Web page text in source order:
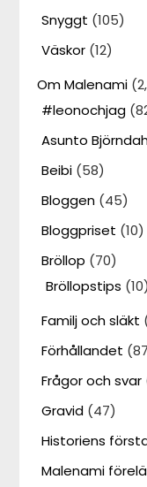
Snyggt (105)
Väskor (12)
Om Malenami
#leonochjag
Asunto
Beibi (58)
Bloggen (45)
Bloggpriset (10)
Bröllop (70)
Bröllopstips (10)
Familj och släkt
Förhållandet
Frågor och svar
Gravid (47)
Historiens
Malenami